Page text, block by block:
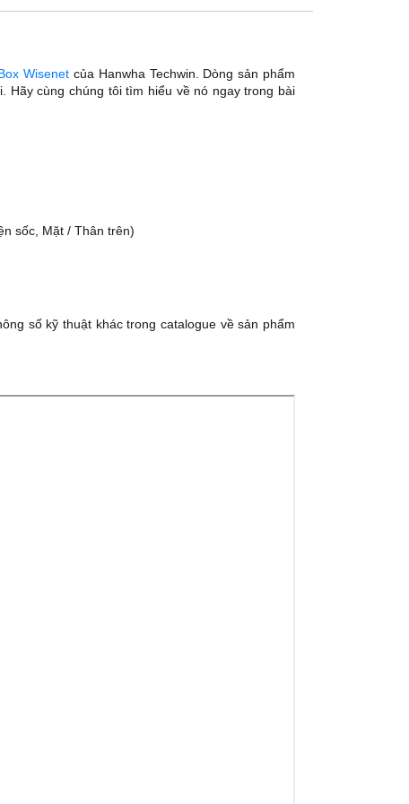
Wisenet của Hanwha Techwin. Dòng sản phẩm
Hãy cùng chúng tôi tìm hiểu về nó ngay trong bài
sốc, Mặt / Thân trên)
số kỹ thuật khác trong catalogue về sản phẩm